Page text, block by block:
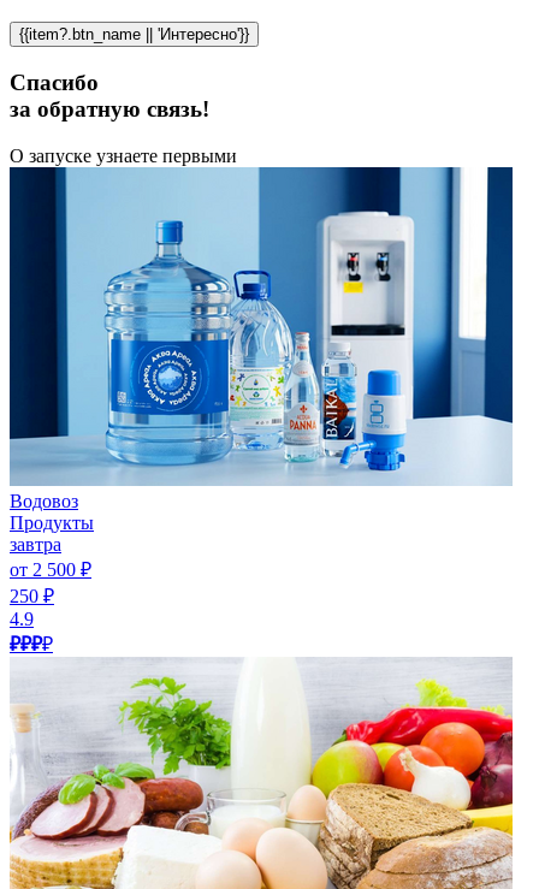
{{item?.btn_name || 'Интересно'}}
Спасибо
за обратную связь!
О запуске узнаете первыми
Водовоз
Продукты
завтра
от 2 500 ₽
250 ₽
4.9
₽₽₽₽